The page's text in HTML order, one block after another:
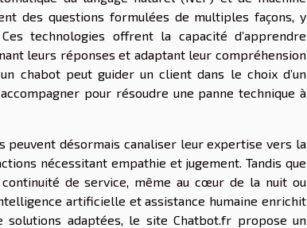
des questions formulées de multiples façons, y
technologies offrent la capacité d’apprendre
leurs réponses et adaptant leur compréhension
chabot peut guider un client dans le choix d’un
pour résoudre une panne technique à
peuvent désormais canaliser leur expertise vers la
nécessitant empathie et jugement. Tandis que
de service, même au cœur de la nuit ou
artificielle et assistance humaine enrichit
adaptées, le site Chatbot.fr propose un